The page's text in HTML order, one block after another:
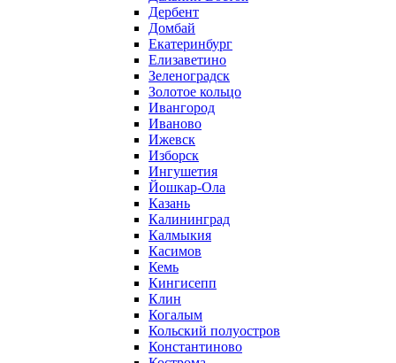
Дербент
Домбай
Екатеринбург
Елизаветино
Зеленоградск
Золотое кольцо
Ивангород
Иваново
Ижевск
Изборск
Ингушетия
Йошкар-Ола
Казань
Калининград
Калмыкия
Касимов
Кемь
Кингисепп
Клин
Когалым
Кольский полуостров
Константиново